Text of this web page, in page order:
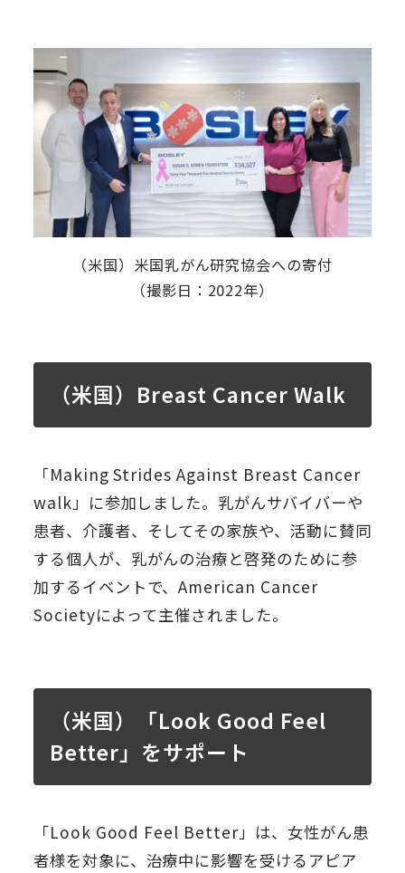
（米国）米国乳がん研究協会への寄付
（撮影日：2022年）
（米国）Breast Cancer Walk
「Making Strides Against Breast Cancer
walk」に参加しました。乳がんサバイバーや
患者、介護者、そしてその家族や、活動に賛同
する個人が、乳がんの治療と啓発のために参
加するイベントで、American Cancer
Societyによって主催されました。
（米国）「Look Good Feel
Better」をサポート
「Look Good Feel Better」は、女性がん患
者様を対象に、治療中に影響を受けるアピア